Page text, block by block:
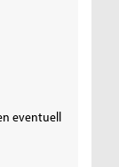
eventuell